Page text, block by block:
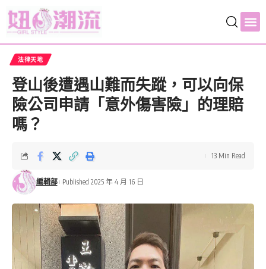
法律天地
登山後遭遇山難而失蹤，可以向保
險公司申請「意外傷害險」的理賠
嗎？
編輯部 Published 2025 年 4 月 16 日
13 Min Read